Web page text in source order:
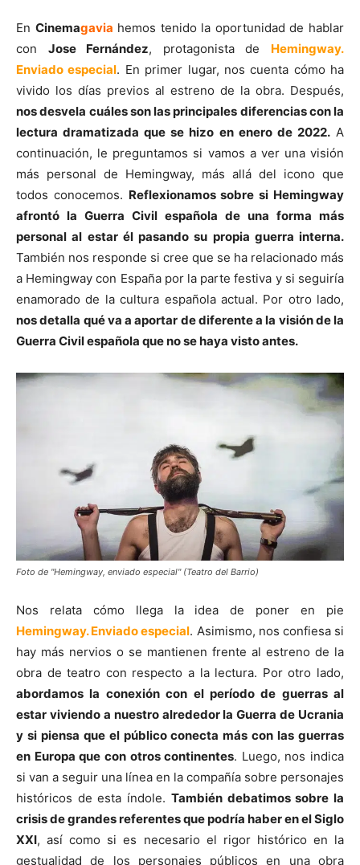
En Cinemagavia hemos tenido la oportunidad de hablar
con Jose Fernández, protagonista de Hemingway.
Enviado especial. En primer lugar, nos cuenta cómo ha
vivido los días previos al estreno de la obra. Después,
nos desvela cuáles son las principales diferencias con la
lectura dramatizada que se hizo en enero de 2022.A
continuación, le preguntamos si vamos a ver una visión
más personal de Hemingway, más allá del icono que
todos conocemos. Reflexionamos sobre si Hemingway
afrontó la Guerra Civil española de una forma más
personal al estar él pasando su propia guerra interna.
También nos responde si cree que se ha relacionado más
a Hemingway con España por la parte festiva y si seguiría
enamorado de la cultura española actual. Por otro lado,
nos detalla qué va a aportar de diferente a la visión de la
Guerra Civil española que no se haya visto antes.
Foto de "Hemingway, enviado especial" (Teatro del Barrio)
Nos relata cómo llega la idea de poner en pie
Hemingway. Enviado especial. Asimismo, nos confiesa si
hay más nervios o se mantienen frente al estreno de la
obra de teatro con respecto a la lectura. Por otro lado,
abordamos la conexión con el período de guerras al
estar viviendo a nuestro alrededor la Guerra de Ucrania
y si piensa que el público conecta más con las guerras
en Europa que con otros continentes. Luego, nos indica
si van a seguir una línea en la compañía sobre personajes
históricos de esta índole. También debatimos sobre la
crisis de grandes referentes que podría haber en el Siglo
XXI, así como si es necesario el rigor histórico en la
gestualidad de los personajes públicos en una obra